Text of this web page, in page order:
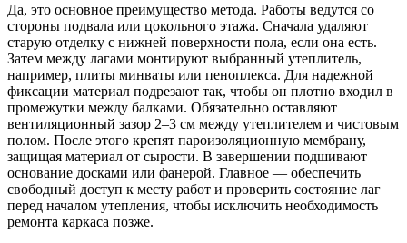
Да, это основное преимущество метода. Работы ведутся со
стороны подвала или цокольного этажа. Сначала удаляют
старую отделку с нижней поверхности пола, если она есть.
Затем между лагами монтируют выбранный утеплитель,
например, плиты минваты или пеноплекса. Для надежной
фиксации материал подрезают так, чтобы он плотно входил в
промежутки между балками. Обязательно оставляют
вентиляционный зазор 2–3 см между утеплителем и чистовым
полом. После этого крепят пароизоляционную мембрану,
защищая материал от сырости. В завершении подшивают
основание досками или фанерой. Главное — обеспечить
свободный доступ к месту работ и проверить состояние лаг
перед началом утепления, чтобы исключить необходимость
ремонта каркаса позже.